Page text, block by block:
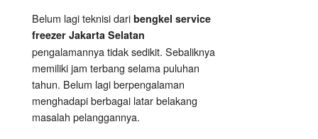
Belum lagi teknisi dari bengkel service
freezer Jakarta Selatan
pengalamannya tidak sedikit. Sebaliknya
memiliki jam terbang selama puluhan
tahun. Belum lagi berpengalaman
menghadapi berbagai latar belakang
masalah pelanggannya.